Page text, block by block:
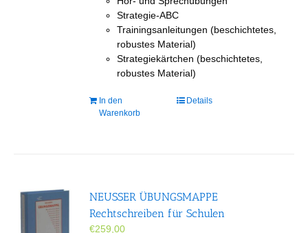
Strategie-ABC
Trainingsanleitungen (beschichtetes,
robustes Material)
Strategiekärtchen (beschichtetes,
robustes Material)
In den
Warenkorb
Details
NEUSSER ÜBUNGS­MAPPE
Rechtschreiben für Schulen
€259,00